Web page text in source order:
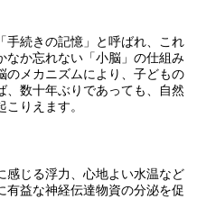
手続きの記憶」と呼ばれ、これ
なか忘れない「小脳」の仕組み
のメカニズムにより、子どもの
、数十年ぶりであっても、自然
りえます。
感じる浮力、心地よい水温など
有益な神経伝達物資の分泌を促